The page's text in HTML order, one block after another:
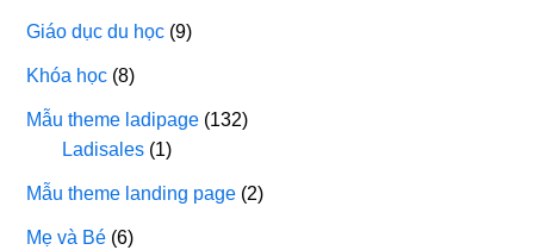
Giáo dục du học (9)
Khóa học (8)
Mẫu theme ladipage (132)
Ladisales (1)
Mẫu theme landing page (2)
Mẹ và Bé (6)